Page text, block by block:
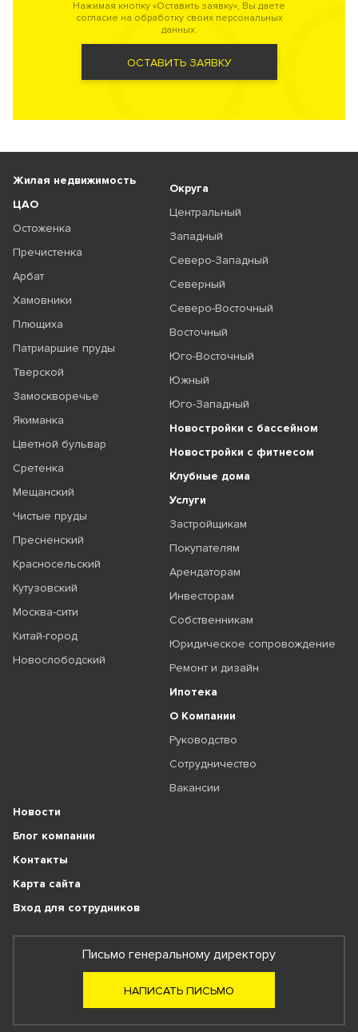
Нажимая кнопку «Оставить заявку», Вы даете
согласие на обработку своих персональных
данных.
ОСТАВИТЬ ЗАЯВКУ
Жилая недвижимость
ЦАО
Остоженка
Пречистенка
Арбат
Хамовники
Плющиха
Патриаршие пруды
Тверской
Замоскворечье
Якиманка
Цветной бульвар
Сретенка
Мещанский
Чистые пруды
Пресненский
Красносельский
Кутузовский
Москва-сити
Китай-город
Новослободский
Округа
Центральный
Западный
Северо-Западный
Северный
Северо-Восточный
Восточный
Юго-Восточный
Южный
Юго-Западный
Новостройки с бассейном
Новостройки с фитнесом
Клубные дома
Услуги
Застройщикам
Покупателям
Арендаторам
Инвесторам
Собственникам
Юридическое сопровождение
Ремонт и дизайн
Ипотека
О Компании
Руководство
Сотрудничество
Вакансии
Новости
Блог компании
Контакты
Карта сайта
Вход для сотрудников
Письмо генеральному директору
НАПИСАТЬ ПИСЬМО